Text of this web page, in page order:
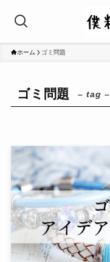
ホーム ゴミ問題
ゴミ問題 – tag –